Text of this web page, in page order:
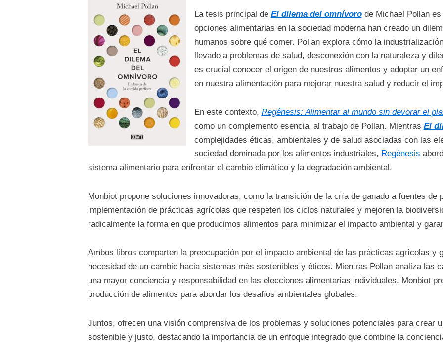
La tesis principal de El dilema del omnívorode Michael Pollan es
opciones alimentarias en la sociedad moderna han creado un
humanos sobre qué comer. Pollan explora cómo la
llevado a problemas de salud, desconexión con la naturaleza y
es crucial conocer el origen de nuestros alimentos y adoptar un
en nuestra alimentación para mejorar nuestra salud y reducir el
En este contexto, Regénesis: Alimentar al mundo sin devorar el
como un complemento esencial al trabajo de Pollan. Mientras El
complejidades éticas, ambientales y de salud asociadas con las
sociedad dominada por los alimentos industriales, Regénesis
sistema alimentario para enfrentar el cambio climático y la degradación ambiental.
Monbiot propone soluciones innovadoras, como la transición de la cría de ganado a fuentes de
implementación de prácticas agrícolas que respeten los ciclos naturales y mejoren la
radicalmente la forma en que producimos alimentos para minimizar el impacto ambiental y
Ambos libros comparten la preocupación por el impacto ambiental de las prácticas agrícolas y
necesidad de un cambio hacia sistemas más sostenibles y éticos. Mientras Pollan analiza las
una mayor conciencia y responsabilidad en las elecciones alimentarias individuales, Monbiot
producción de alimentos para abordar los desafíos ambientales globales.
Juntos, ofrecen una visión comprensiva de los problemas y soluciones potenciales para crear
sostenible y justo, destacando la importancia de un enfoque integrado que combine la